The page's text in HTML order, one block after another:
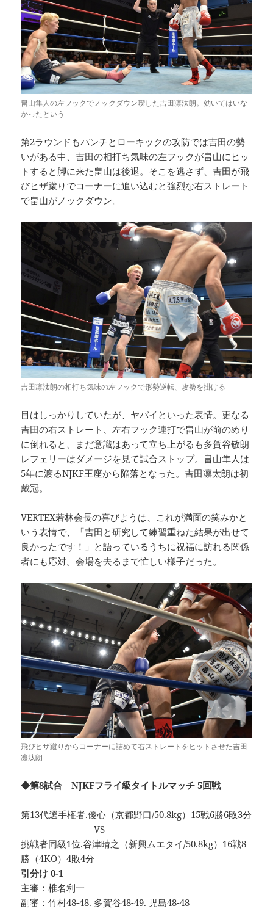
畠山隼人の左フックでノックダウン喫した吉田凛汰朗。効いてはいな
かったという
第2ラウンドもパンチとローキックの攻防では吉田の勢
いがある中、吉田の相打ち気味の左フックが畠山にヒッ
トすると脚に来た畠山は後退。そこを逃さず、吉田が飛
びヒザ蹴りでコーナーに追い込むと強烈な右ストレート
で畠山がノックダウン。
吉田凛汰朗の相打ち気味の左フックで形勢逆転、攻勢を掛ける
目はしっかりしていたが、ヤバイといった表情。更なる
吉田の右ストレート、左右フック連打で畠山が前のめり
に倒れると、まだ意識はあって立ち上がるも多賀谷敏朗
レフェリーはダメージを見て試合ストップ。畠山隼人は
5年に渡るNJKF王座から陥落となった。吉田凛太朗は初
戴冠。
VERTEX若林会長の喜びようは、これが満面の笑みかと
いう表情で、「吉田と研究して練習重ねた結果が出せて
良かったです！」と語っているうちに祝福に訪れる関係
者にも応対。会場を去るまで忙しい様子だった。
飛びヒザ蹴りからコーナーに詰めて右ストレートをヒットさせた吉田
凛汰朗
◆第8試合 NJKFフライ級タイトルマッチ 5回戦
第13代選手権者.優心（京都野口/50.8kg）15戦6勝6敗3分
VS
挑戦者同級1位.谷津晴之（新興ムエタイ/50.8kg）16戦8
勝（4KO）4敗4分
引分け 0-1
主審：椎名利一
副審：竹村48-48. 多賀谷48-49. 児島48-48